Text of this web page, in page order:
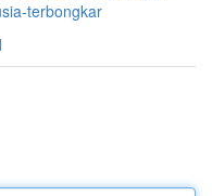
terbongkar